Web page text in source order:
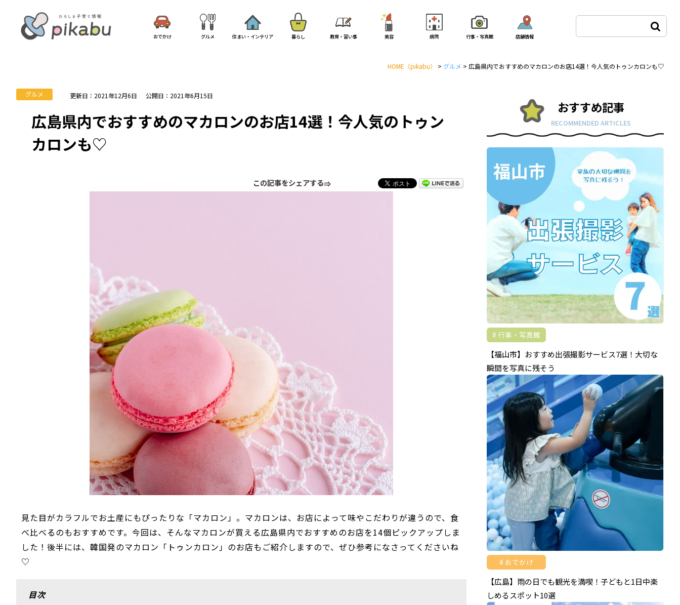
おでかけ グルメ 住まい・インテリア 暮らし 教育・習い事 美容 病院 行事・写真館 店舗情報
HOME （pikabu） > グルメ > 広島県内でおすすめのマカロンのお店14選！今人気のトゥンカロンも♡
グルメ 更新日：2021年12月6日 公開日：2021年6月15日
広島県内でおすすめのマカロンのお店14選！今人気のトゥン
カロンも♡
この記事をシェアする
見た目がカラフルでお土産にもぴったりな「マカロン」。マカロンは、お店によって味やこだわりが違うので、食
べ比べるのもおすすめです。今回は、そんなマカロンが買える広島県内でおすすめのお店を14個ピックアップしま
した！後半には、韓国発のマカロン「トゥンカロン」のお店もご紹介しますので、ぜひ参考になさってくださいね
♡
目次
おすすめ記事
RECOMMENDED ARTICLES
行事・写真館
【福山市】おすすめ出張撮影サービス7選！大切な
瞬間を写真に残そう
おでかけ
【広島】雨の日でも観光を満喫！子どもと1日中楽
しめるスポット10選